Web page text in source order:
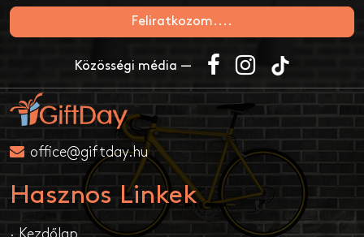
Feliratkozom....
Közösségi média —
office@giftday.hu
Hasznos Linkek
· Kezdőlap